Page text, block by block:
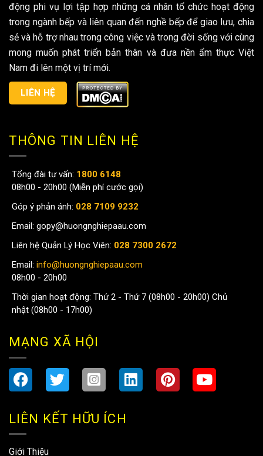
động phi vụ lợi tập hợp những cá nhân tổ chức hoạt động
trong ngành bếp và liên quan đến nghề bếp để giao lưu, chia
sẻ và hỗ trợ nhau trong công việc và trong đời sống với cùng
mong muốn phát triển bản thân và đưa nền ẩm thực Việt
Nam đi lên một vị trí mới.
LIÊN HỆ
THÔNG TIN LIÊN HỆ
Tổng đài tư vấn: 1800 6148
08h00 - 20h00 (Miễn phí cước gọi)
Góp ý phản ánh: 028 7109 9232
Email: gopy@huongnghiepaau.com
Liên hệ Quản Lý Học Viên: 028 7300 2672
Email: info@huongnghiepaau.com
08h00 - 20h00
Thời gian hoạt động: Thứ 2 - Thứ 7 (08h00 - 20h00) Chủ
nhật (08h00 - 17h00)
MẠNG XÃ HỘI
LIÊN KẾT HỮU ÍCH
Giới Thiệu